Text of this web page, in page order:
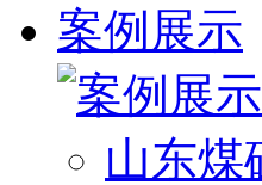
案例展示
山东煤